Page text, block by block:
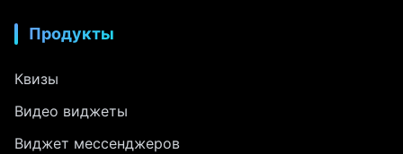
Продукты
Квизы
Видео виджеты
Виджет мессенджеров